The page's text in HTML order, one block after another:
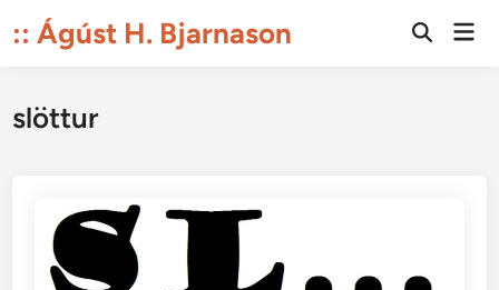
to:: Ágúst H. Bjarnason
Open
slöttur